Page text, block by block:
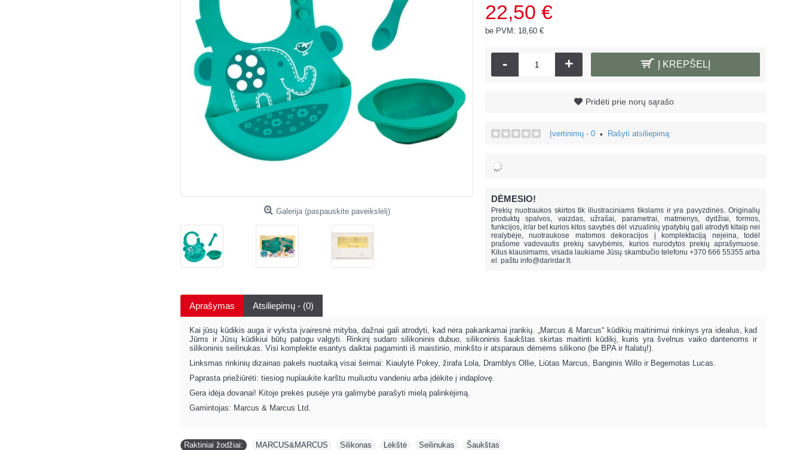
Galerija (paspauskite paveikslėlį)
22,50 €
be PVM: 18,60 €
- + Į KREPŠELĮ
Pridėti prie norų sąrašo
Įvertinimų - 0 • Rašyti atsiliepimą
DĖMESIO!
Prekių nuotraukos skirtos tik iliustraciniams tikslams ir yra pavyzdinės. Originalių
produktų spalvos, vaizdas, užrašai, parametrai, matmenys, dydžiai, formos,
funkcijos, ir/ar bet kurios kitos savybės dėl vizualinių ypatybių gali atrodyti kitaip nei
realybėje, nuotraukose matomos dekoracijos į komplektaciją neįeina,todėl
prašome vadovautis prekių savybėmis, kurios nurodytos prekių aprašymuose.
Kilus klausimams, visada laukiame Jūsų skambučio telefonu +370 666 55355 arba
el. paštu info@darirdar.lt.
Aprašymas Atsiliepimų - (0)
Kai jūsų kūdikis auga ir vyksta įvairesnė mityba, dažnai gali atrodyti, kad nėra pakankamai įrankių. „Marcus & Marcus“ kūdikių maitinimui rinkinys yra idealus, kad
Jūms ir Jūsų kūdikiui būtų patogu valgyti. Rinkinį sudaro silikoninis dubuo, silikoninis šaukštas skirtas maitinti kūdikį, kuris yra švelnus vaiko dantenoms ir
silikoninis seilinukas. Visi komplekte esantys daiktai pagaminti iš maistinio, minkšto ir atsparaus dėmėms silikono (be BPA ir ftalatų!).
Linksmas rinkinių dizainas pakels nuotaiką visai šeimai: Kiaulytė Pokey, žirafa Lola, Dramblys Ollie, Liūtas Marcus, Banginis Willo ir Begemotas Lucas.
Paprasta priežiūrėti: tiesiog nuplaukite karštu muiluotu vandeniu arba įdėkite į indaplovę.
Gera idėja dovanai! Kitoje prekės pusėje yra galimybė parašyti mielą palinkėjimą.
Gamintojas: Marcus & Marcus Ltd.
Raktiniai žodžiai: MARCUS&MARCUS Silikonas Lėkštė Seilinukas Šaukštas